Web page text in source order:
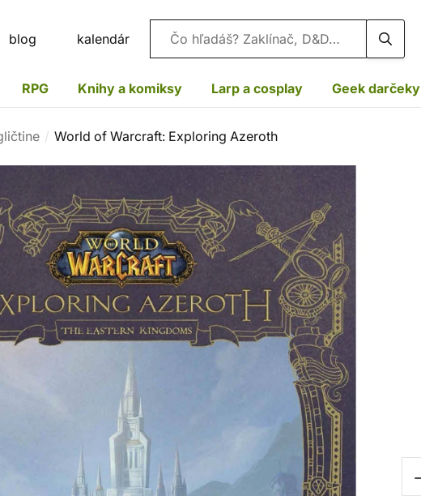
blog kalendár Vyhľadávanie
RPG Knihy a komiksy Larp a cosplay Geek darčeky
World of Warcraft: Exploring Azeroth